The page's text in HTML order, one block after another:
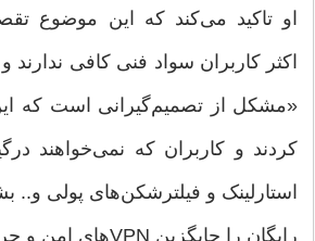
او تاکید می‌کند که این موضوع
اکثر کاربران سواد فنی کافی
«مشکل از تصمیم‌گیرانی است که
کردند و کاربران که نمی‌خواهند
استارلینک و فیلترشکن‌های پولی و..
رایگان را جایگزین VPNهای امن و حرفه‌ای می‌کنند.»